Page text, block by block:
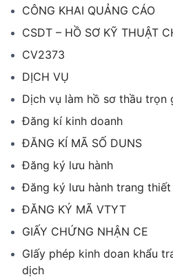
CÔNG KHAI QUẢNG CÁO
CSDT – HỒ SƠ KỸ THUẬT
CV2373
DỊCH VỤ
Dịch vụ làm hồ sơ thầu trọn
Đăng kí kinh doanh
ĐĂNG KÍ MÃ SỐ DUNS
Đăng ký lưu hành
Đăng ký lưu hành trang
ĐĂNG KÝ MÃ VTYT
GIẤY CHỨNG NHẬN CE
GIấy phép kinh doan khẩu
dịch